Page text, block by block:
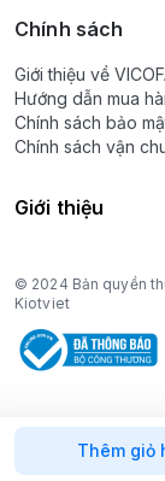
Thêm giỏ
Chính sách
Giới thiệu về
Hướng dẫn mua
Chính sách bảo
Chính sách vận
Giới thiệu
© 2024 Bản quyền
Kiotviet